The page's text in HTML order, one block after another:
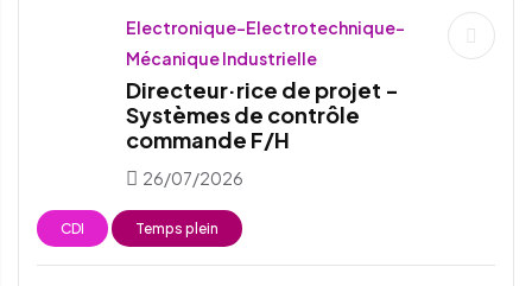
Electronique-Electrotechnique-
Mécanique Industrielle
Directeur·rice de projet -
Systèmes de contrôle
commande F/H
26/07/2026
CDI Temps plein